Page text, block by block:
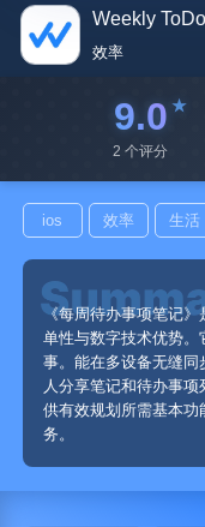
Weekly
效率
9.0
2 个评分
ios 效率 生活
《每周待办事项笔记》
单性与数字技术优势
事。能在多设备无缝
人分享笔记和待办事
供有效规划所需基本
务。